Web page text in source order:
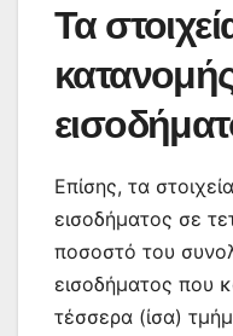
Τα
Επίσης, τα
εισοδήματος σε
ποσοστό του
εισοδήματος που
τέσσερα (ίσα)